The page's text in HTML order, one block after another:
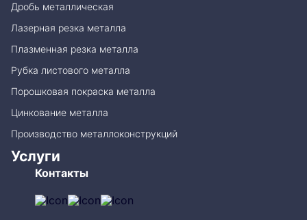
Дробь металлическая
Лазерная резка металла
Плазменная резка металла
Рубка листового металла
Порошковая покраска металла
Цинкование металла
Производство металлоконструкций
Услуги
Контакты